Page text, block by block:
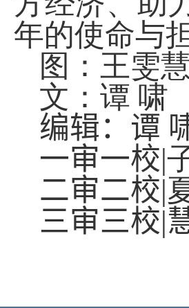
年的使命与
图：王雯
文：谭 啸
编辑： 谭
一审一校|
二审二校|
三审三校|